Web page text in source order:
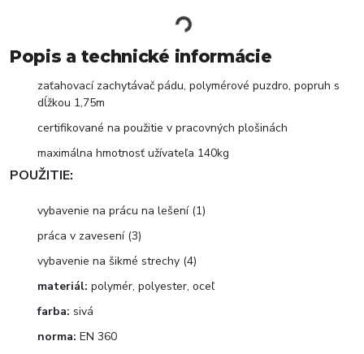
Popis a technické informácie
zaťahovací zachytávač pádu, polymérové ​​puzdro, popruh s
dĺžkou 1,75m
certifikované na použitie v pracovných plošinách
maximálna hmotnosť užívateľa 140kg
POUŽITIE:
vybavenie na prácu na lešení (1)
práca v zavesení (3)
vybavenie na šikmé strechy (4)
materiál: polymér, polyester, oceľ
farba: sivá
norma: EN 360